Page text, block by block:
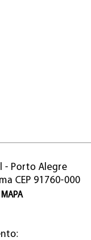
- Porto Alegre
CEP 91760-000